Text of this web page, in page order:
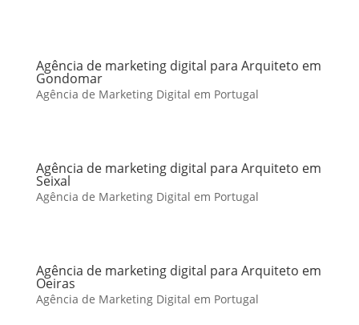
Agência de marketing digital para Arquiteto em
Gondomar
Agência de Marketing Digital em Portugal
Agência de marketing digital para Arquiteto em
Seixal
Agência de Marketing Digital em Portugal
Agência de marketing digital para Arquiteto em
Oeiras
Agência de Marketing Digital em Portugal